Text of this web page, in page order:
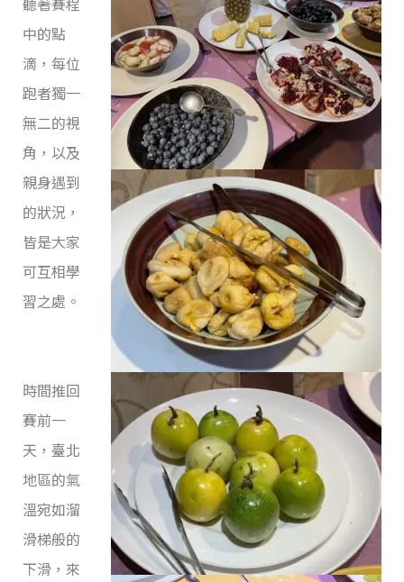
中的點
滴，每位
跑者獨一
無二的視
角，以及
親身遇到
的狀況，
皆是大家
可互相學
習之處。
時間推回
賽前一
天，臺北
地區的氣
溫宛如溜
滑梯般的
下滑，來